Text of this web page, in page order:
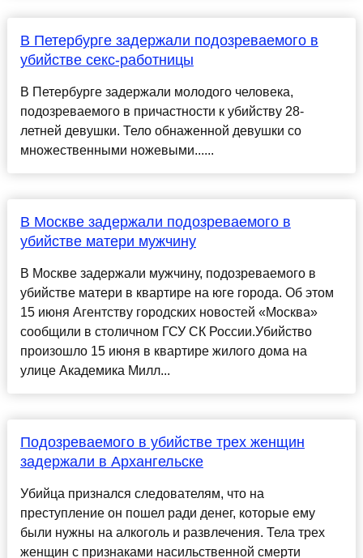
В Петербурге задержали подозреваемого в
убийстве секс-работницы
В Петербурге задержали молодого человека,
подозреваемого в причастности к убийству 28-
летней девушки. Тело обнаженной девушки со
множественными ножевыми......
В Москве задержали подозреваемого в
убийстве матери мужчину
В Москве задержали мужчину, подозреваемого в
убийстве матери в квартире на юге города. Об этом
15 июня Агентству городских новостей «Москва»
сообщили в столичном ГСУ СК России.Убийство
произошло 15 июня в квартире жилого дома на
улице Академика Милл...
Подозреваемого в убийстве трех женщин
задержали в Архангельске
Убийца признался следователям, что на
преступление он пошел ради денег, которые ему
были нужны на алкоголь и развлечения. Тела трех
женщин с признаками насильственной смерти